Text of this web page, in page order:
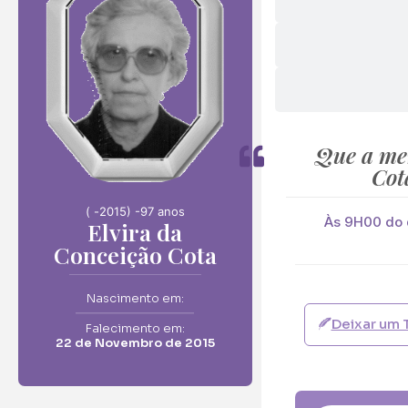
( -2015) -97 anos
Elvira da
Conceição Cota
Nascimento em:
Falecimento em:
22 de Novembro de 2015
Que a
Às 9H00 do
Deixar um
Neste Formulário,
Ramo de
Palma:
Pequena
Pequena